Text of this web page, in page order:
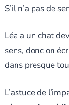
S’il n’a pas de
Léa a un chat
sens, donc on
dans presque
L’astuce de